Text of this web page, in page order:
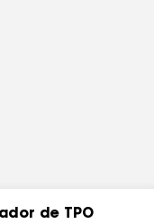
gramos/litro.
de TPO